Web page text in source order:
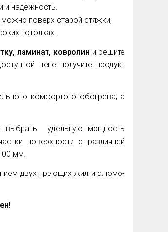
и надёжность.
поверх старой стяжки,
потолках.
ламинат, ковролин и решите
цене получите продукт
комфортого обогрева, а
выбрать удельную мощность
поверхности с различной
мм.
двух греющих жил и алюмо-